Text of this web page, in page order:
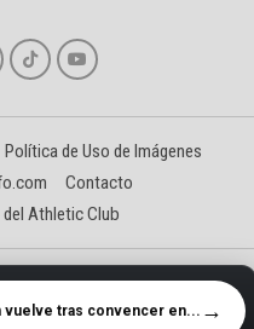
Política de Uso de Imágenes
Contacto
Athletic Club
Benéitez Landeta
vuelve tras convencer en... →